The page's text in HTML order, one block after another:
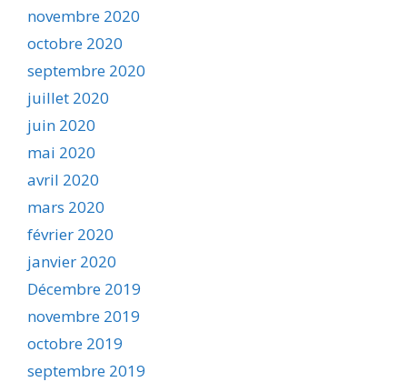
novembre 2020
octobre 2020
septembre 2020
juillet 2020
juin 2020
mai 2020
avril 2020
mars 2020
février 2020
janvier 2020
Décembre 2019
novembre 2019
octobre 2019
septembre 2019